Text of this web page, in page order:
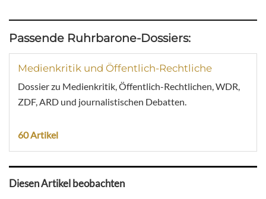
Passende Ruhrbarone-Dossiers:
Medienkritik und Öffentlich-Rechtliche
Dossier zu Medienkritik, Öffentlich-Rechtlichen, WDR,
ZDF, ARD und journalistischen Debatten.
60 Artikel
Diesen Artikel beobachten